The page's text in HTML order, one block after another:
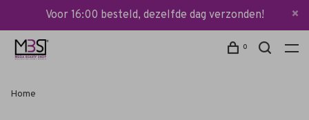
Voor 16:00 besteld, dezelfde dag verzonden!
0
Home